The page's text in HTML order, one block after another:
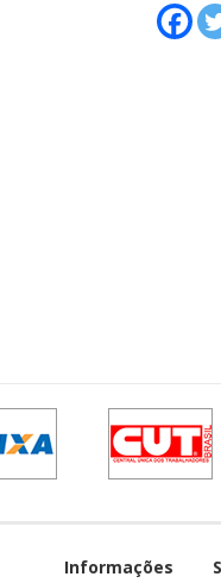
Informações